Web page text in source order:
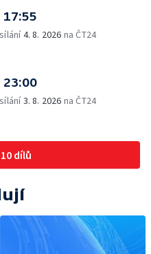
17:55
4. 8. 2026 na ČT24
23:00
3. 8. 2026 na ČT24
dílů